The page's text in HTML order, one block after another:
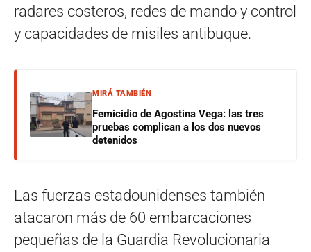
radares costeros, redes de mando y control
y capacidades de misiles antibuque.
MIRÁ TAMBIÉN
Femicidio de Agostina Vega: las tres
pruebas complican a los dos nuevos
detenidos
Las fuerzas estadounidenses también
atacaron más de 60 embarcaciones
pequeñas de la Guardia Revolucionaria